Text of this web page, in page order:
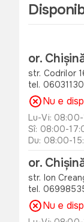
or.
str. Codrilor
tel.
Nu e
Lu-Vi: 08:00-
Sî: 08:00-
Du: 08:00-
or.
str. Ion
tel.
Nu e